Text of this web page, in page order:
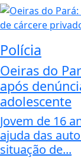
Polícia
Oeiras do
após
adolescente
Jovem de 16
ajuda das
situação de...